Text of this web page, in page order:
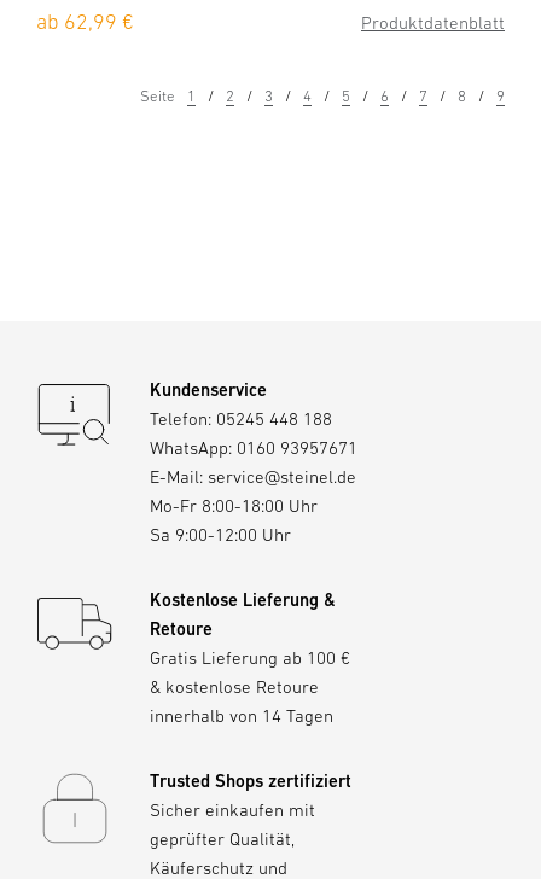
Produktdatenblatt
ab 62,99 €
Seite 1 2 3 4 5 6 7 8 9
Kundenservice
Telefon: 05245 448 188
WhatsApp: 0160 93957671
E-Mail: service@steinel.de
Mo-Fr 8:00-18:00 Uhr
Sa 9:00-12:00 Uhr
Kostenlose Lieferung &
Retoure
Gratis Lieferung ab 100 €
& kostenlose Retoure
innerhalb von 14 Tagen
Trusted Shops zertifiziert
Sicher einkaufen mit
geprüfter Qualität,
Käuferschutz und